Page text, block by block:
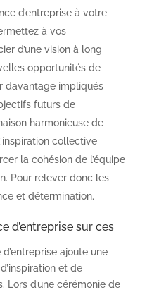
d’entreprise à votre
à vos
d’une vision à long
opportunités de
davantage impliqués
futurs de
harmonieuse de
collective
la cohésion de l’équipe
Pour relever donc les
et détermination.
d’entreprise sur ces
ajoute une
et de
Lors d’une cérémonie de